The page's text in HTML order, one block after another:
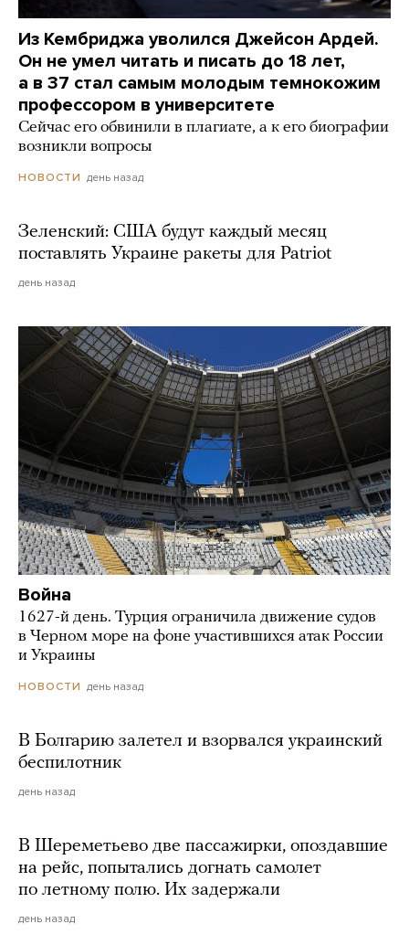
Из Кембриджа уволился Джейсон Ардей.
Он не умел читать и писать до 18 лет,
а в 37 стал самым молодым темнокожим
профессором в университете
Сейчас его обвинили в плагиате, а к его биографии
возникли вопросы
НОВОСТИ день назад
Зеленский: США будут каждый месяц
поставлять Украине ракеты для Patriot
день назад
Война
1627-й день. Турция ограничила движение судов
в Черном море на фоне участившихся атак России
и Украины
НОВОСТИ день назад
В Болгарию залетел и взорвался украинский
беспилотник
день назад
В Шереметьево две пассажирки, опоздавшие
на рейс, попытались догнать самолет
по летному полю. Их задержали
день назад